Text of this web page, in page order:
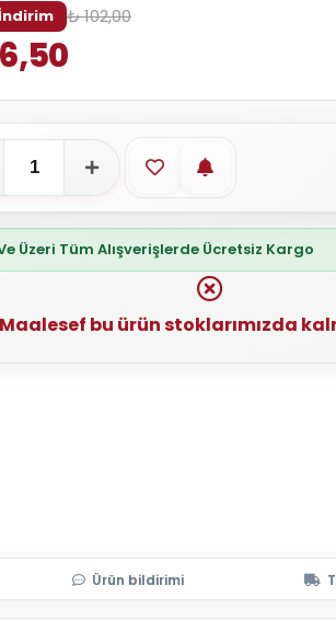
₺ 102,00
Favorilere ekle
Stoğa gelince
Üzeri Tüm Alışverişlerde Ücretsiz Kargo
Maalesef bu ürün stoklarımızda
Ürün bildirimi